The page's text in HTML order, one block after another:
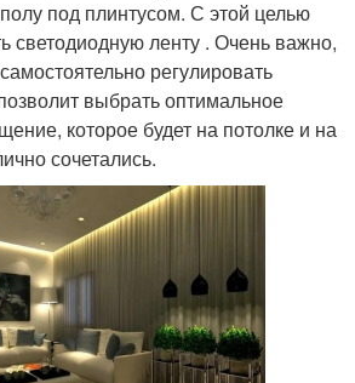
под плинтусом. С этой целью
светодиодную ленту . Очень важно,
регулировать
выбрать оптимальное
которое будет на потолке и на
сочетались.